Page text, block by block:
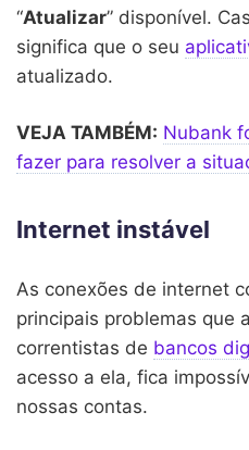
“Atualizar” disponível.
significa que o seu
atualizado.
VEJA TAMBÉM: Nubank
fazer para resolver a
Internet instável
As conexões de internet
principais problemas que
correntistas de bancos
acesso a ela, fica
nossas contas.